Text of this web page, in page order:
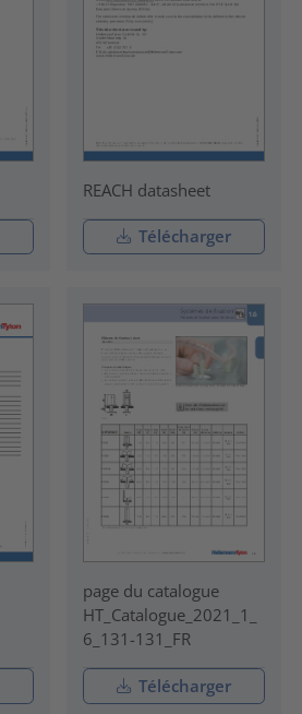
REACH datasheet
Télécharger
page du catalogue
HT_Catalogue_2021_1_
6_131-131_FR
Télécharger